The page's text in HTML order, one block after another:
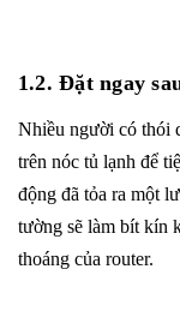
1.2. Đặt ngay
Nhiều người có thói
trên nóc tủ lạnh để
động đã tỏa ra một
tường sẽ làm bít kín
thoáng của router.